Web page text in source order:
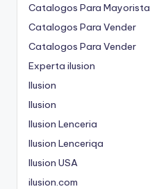
Catalogos Para Mayorista
Catalogos Para Vender
Catalogos Para Vender
Experta ilusion
Ilusion
Ilusion
Ilusion Lenceria
Ilusion Lenceriqa
Ilusion USA
ilusion.com